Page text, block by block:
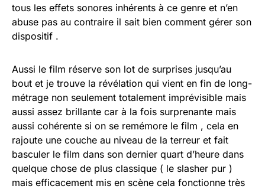
tous les effets sonores inhérents à ce genre et n’en
abuse pas au contraire il sait bien comment gérer son
dispositif .
Aussi le film réserve son lot de surprises jusqu’au
bout et je trouve la révélation qui vient en fin de long-
métrage non seulement totalement imprévisible mais
aussi assez brillante car à la fois surprenante mais
aussi cohérente si on se remémore le film , cela en
rajoute une couche au niveau de la terreur et fait
basculer le film dans son dernier quart d’heure dans
quelque chose de plus classique ( le slasher pur )
mais efficacement mis en scène cela fonctionne très